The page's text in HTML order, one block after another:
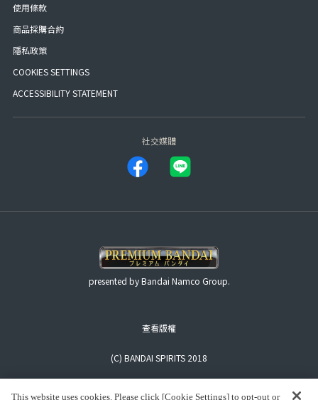
使用條款
商品採購合約
隱私政策
COOKIES SETTINGS
ACCESSIBILITY STATEMENT
社交媒體
presented by Bandai Namco Group.
查看版權
(C) BANDAI SPIRITS 2018
This website uses cookies. Please click [Cookie Settings] to opt-out or